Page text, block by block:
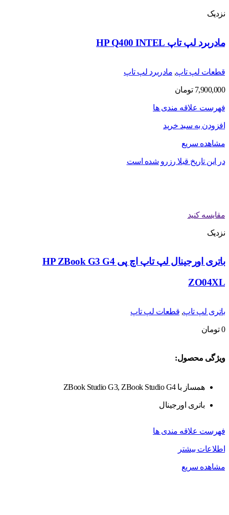
نزدیک
مادربرد لپ تاپ HP Q400 INTEL
قطعات لپ تاپ, مادربرد لپ تاپ
7,900,000 تومان
فهرست علاقه مندی ها
افزودن به سبد خرید
مشاهده سریع
در این تاریخ قبلا رزرو شده است
مقایسه کنید
نزدیک
باتری اورجینال لپ تاپ اچ پی HP ZBook G3 G4
ZO04XL
باتری لپ تاپ, قطعات لپ تاپ
0 تومان
ویژگی محصول:
همساز با ZBook Studio G3, ZBook Studio G4
باتری اورجینال
فهرست علاقه مندی ها
اطلاعات بیشتر
مشاهده سریع